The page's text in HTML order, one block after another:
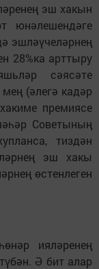
эш хакын
юнәлешендәге
эшләүчеләрнең
28%ка арттыру
сәясәте
(әлегә кадәр
премиясе
Советының
тиздән
эш хакы
өстенлеген
ияләренең
Ә бит алар